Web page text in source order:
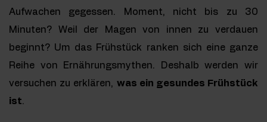
Aufwachen gegessen. Moment, nicht bis zu 30
Minuten? Weil der Magen von innen zu verdauen
beginnt? Um das Frühstück ranken sich eine ganze
Reihe von Ernährungsmythen. Deshalb werden wir
versuchen zu erklären, was ein gesundes Frühstück
ist.